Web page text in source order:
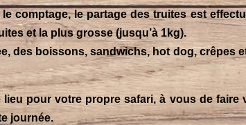
comptage, le partage des truites est
et la plus grosse (jusqu’à 1kg).
des boissons, sandwichs, hot dog, crêpes
pour votre propre safari, à vous de
journée.